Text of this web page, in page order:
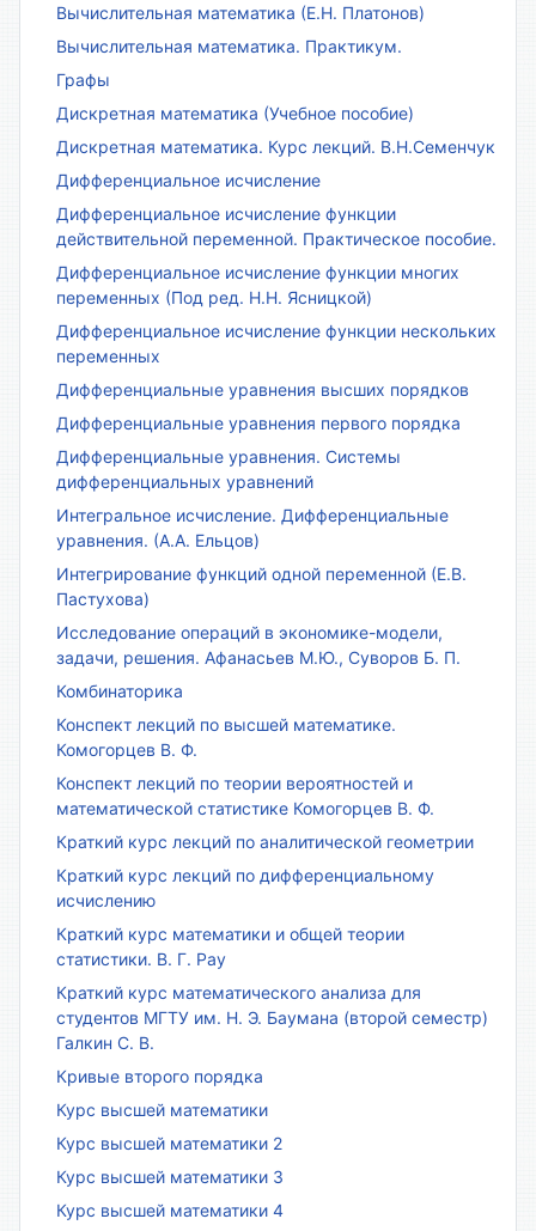
Вычислительная математика (Е.Н. Платонов)
Вычислительная математика. Практикум.
Графы
Дискретная математика (Учебное пособие)
Дискретная математика. Курс лекций. В.Н.Семенчук
Дифференциальное исчисление
Дифференциальное исчисление функции
действительной переменной. Практическое пособие.
Дифференциальное исчисление функции многих
переменных (Под ред. Н.Н. Ясницкой)
Дифференциальное исчисление функции нескольких
переменных
Дифференциальные уравнения высших порядков
Дифференциальные уравнения первого порядка
Дифференциальные уравнения. Системы
дифференциальных уравнений
Интегральное исчисление. Дифференциальные
уравнения. (А.А. Ельцов)
Интегрирование функций одной переменной (Е.В.
Пастухова)
Исследование операций в экономике-модели,
задачи, решения. Афанасьев М.Ю., Суворов Б. П.
Комбинаторика
Конспект лекций по высшей математике.
Комогорцев В. Ф.
Конспект лекций по теории вероятностей и
математической статистике Комогорцев В. Ф.
Краткий курс лекций по аналитической геометрии
Краткий курс лекций по дифференциальному
исчислению
Краткий курс математики и общей теории
статистики. В. Г. Рау
Краткий курс математического анализа для
студентов МГТУ им. Н. Э. Баумана (второй семестр)
Галкин С. В.
Кривые второго порядка
Курс высшей математики
Курс высшей математики 2
Курс высшей математики 3
Курс высшей математики 4